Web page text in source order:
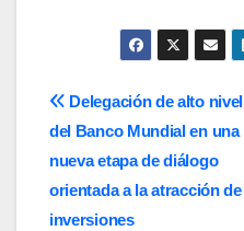
Navegación
de
entradas
Delegación de alto nivel
del Banco Mundial en una
nueva etapa de diálogo
orientada a la atracción de
inversiones